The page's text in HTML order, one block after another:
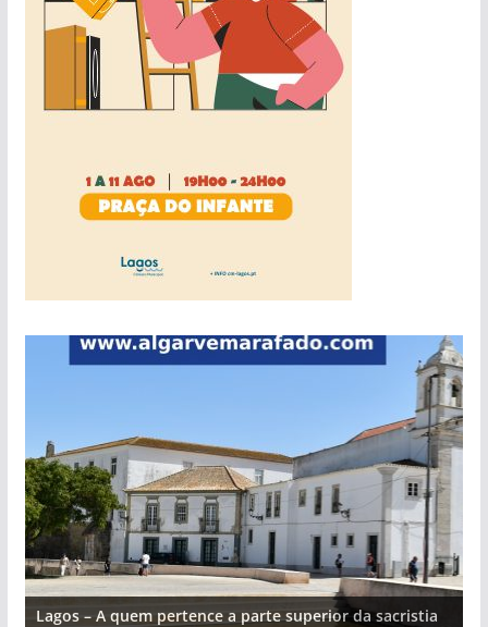
Lagos – A quem pertence a parte superior da sacristia